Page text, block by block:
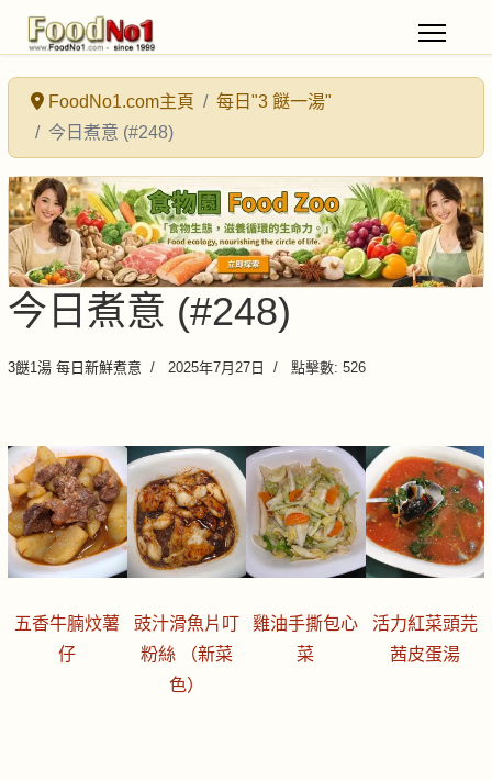
FoodNo1.com主頁
每日"3 餸一湯"
今日煮意 (#248)
今日煮意 (#248)
3餸1湯 每日新鮮煮意 2025年7月27日 點擊數: 526
五香牛腩炆薯
仔
豉汁滑魚片叮
粉絲 （新菜
色）
雞油手撕包心
菜
活力紅菜頭芫
茜皮蛋湯